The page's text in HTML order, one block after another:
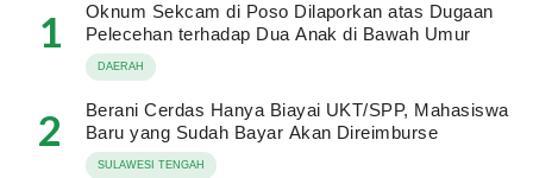
1
Oknum Sekcam di Poso Dilaporkan atas Dugaan
Pelecehan terhadap Dua Anak di Bawah Umur
DAERAH
2
Berani Cerdas Hanya Biayai UKT/SPP, Mahasiswa
Baru yang Sudah Bayar Akan Direimburse
SULAWESI TENGAH